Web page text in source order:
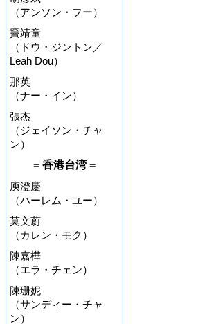
（アンソン・フー）
竇靖童
（ドウ・ジントン／
Leah Dou）
那英
（ナー・イン）
張杰
（ジェイソン・チャ
ン）
= 香港台湾 =
庾澄慶
（ハーレム・ユー）
莫文蔚
（カレン・モク）
陳嘉樺
（エラ・チェン）
陳珊妮
（サンディー・チャ
ン）